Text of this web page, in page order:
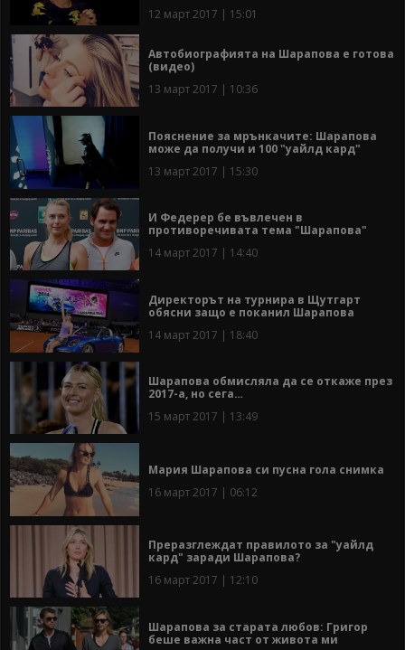
12 март 2017 | 15:01
Автобиографията на Шарапова е готова
(видео)
13 март 2017 | 10:36
Пояснение за мрънкачите: Шарапова
може да получи и 100 "уайлд кард"
13 март 2017 | 15:30
И Федерер бе въвлечен в
противоречивата тема "Шарапова"
14 март 2017 | 14:40
Директорът на турнира в Щутгарт
обясни защо е поканил Шарапова
14 март 2017 | 18:40
Шарапова обмисляла да се откаже през
2017-а, но сега…
15 март 2017 | 13:49
Мария Шарапова си пусна гола снимка
16 март 2017 | 06:12
Преразглеждат правилото за "уайлд
кард" заради Шарапова?
16 март 2017 | 12:10
Шарапова за старата любов: Григор
беше важна част от живота ми